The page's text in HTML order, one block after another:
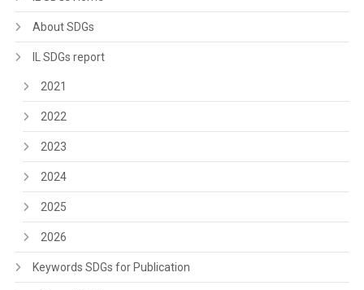
About SDGs
IL SDGs report
2021
2022
2023
2024
2025
2026
Keywords SDGs for Publication